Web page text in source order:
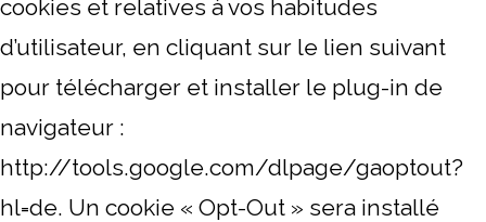
cookies et relatives à vos habitudes
d’utilisateur, en cliquant sur le lien suivant
pour télécharger et installer le plug-in de
navigateur :
http://tools.google.com/dlpage/gaoptout?
hl=de. Un cookie « Opt-Out » sera installé